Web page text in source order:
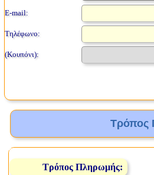
E-mail:
Τηλέφωνο:
(Κουπόνι):
Τρόπος
Τρόπος Πληρωμής: